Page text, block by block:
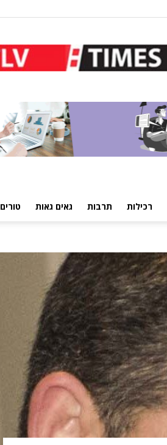
רכילות תרבות גאים גאות טורים